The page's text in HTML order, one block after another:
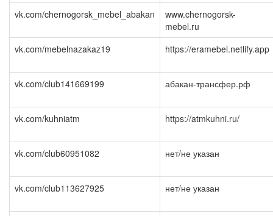
vk.com/chernogorsk_mebel_abakan
www.chernogorsk-
mebel.ru
vk.com/mebelnazakaz19
https://eramebel.netlify.app
vk.com/club141669199 абакан-трансфер.рф
vk.com/kuhniatm https://atmkuhni.ru/
vk.com/club60951082 нет/не указан
vk.com/club113627925 нет/не указан